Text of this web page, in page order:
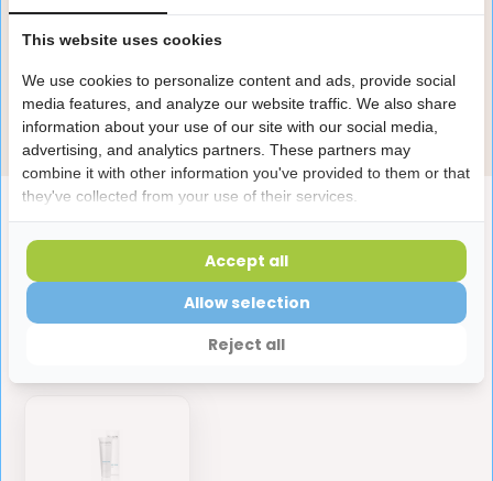
Productomschrijving
Reviews
Heb je een vraag over dit product?
Onze specialisten helpen je graag! Spreek ons aan
in de chat of stuur een e-mail.
Stuur e-mail
Laatst bekeken producten
This website uses cookies
We use cookies to personalize content and ads, provide social
media features, and analyze our website traffic. We also share
information about your use of our site with our social media,
advertising, and analytics partners. These partners may
combine it with other information you've provided to them or that
they've collected from your use of their services.
Reject all
Allow selection
Accept all